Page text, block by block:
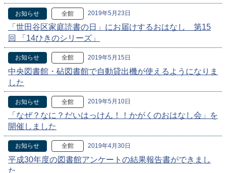
お知らせ 全館 2019年5月23日
「世田谷区家庭読書の日」にお届けするおはなし 第15
回 「14ひきのシリーズ」
お知らせ 全館 2019年5月15日
中央図書館・砧図書館で自動貸出機が使えるようになりま
した
お知らせ 全館 2019年5月10日
「なぜ？なに？だいはっけん！！かがくのおはなし会」を
開催しました
お知らせ 全館 2019年4月30日
平成30年度の図書館アンケートの結果報告書ができまし
た